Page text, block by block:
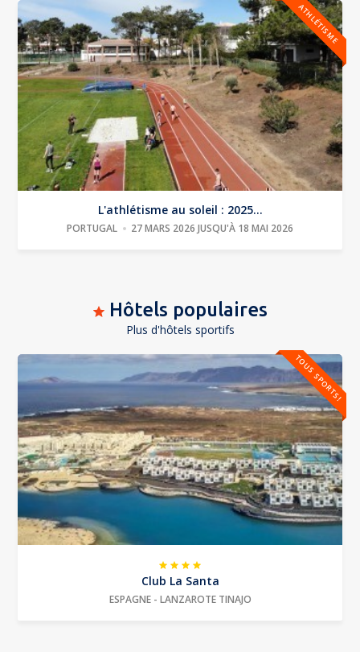
ATHLÉTISME
L'athlétisme au soleil : 2025...
PORTUGAL 27 MARS 2026 JUSQU'À 18 MAI 2026
Hôtels populaires
Plus d'hôtels sportifs
TOUS SPORTS!
Club La Santa
ESPAGNE - LANZAROTE TINAJO